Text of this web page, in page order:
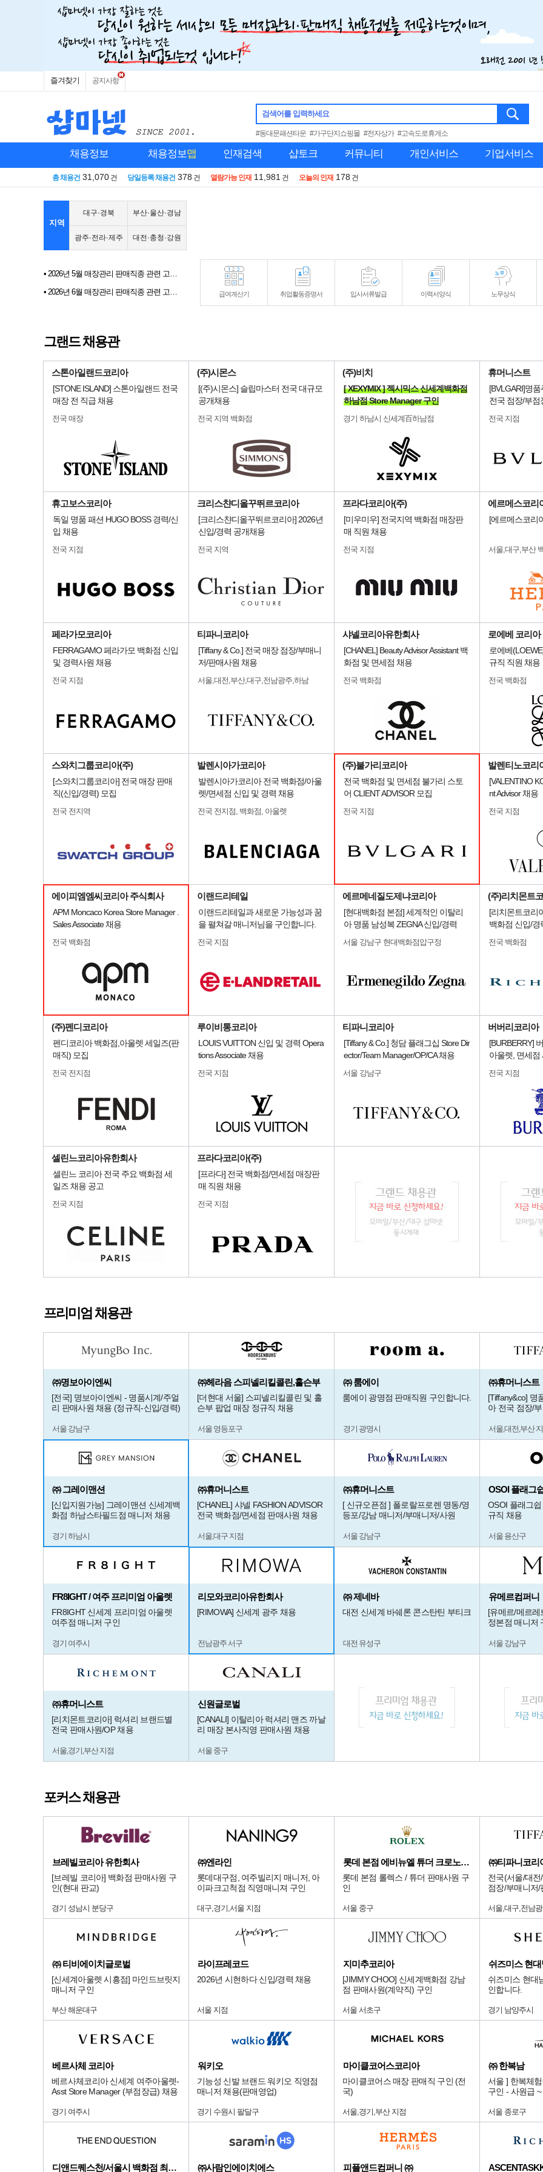
즐겨찾기 공지사항
검색어를 입력하세요
#동대문패션타운 #가구단지쇼핑몰 #전자상가 #고속도로휴게소
채용정보 채용정보맵 인재검색 샵토크 커뮤니티 개인서비스 기업서비스
총 채용건 31,070 건 당일등록 채용건 378 건 열람가능 인재 11,981 건 오늘의 인재 178 건
지역
대구·경북
광주·전라·제주
부산·울산·경남
대전·충청·강원
• 2026년 5월 매장관리 판매직종 관련 고용동향
• 2026년 6월 매장관리 판매직종 관련 고용동향
급여계산기 취업활동증명서 입사서류발급 이력서양식 노무상식
그랜드 채용관
스톤아일랜드코리아
[STONE ISLAND] 스톤아일랜드 전국
매장 전 직급 채용
전국 매장
(주)시몬스
[(주)시몬스] 슬립마스터 전국 대규모
공개채용
전국 지역 백화점
(주)비치
[ XEXYMIX ] 젝시믹스 신세계백화점
하남점 Store Manager 구인
경기 하남시 신세계百하남점
휴머니스트
[BVLGARI]명
전국 점장/부점
전국 지점
휴고보스코리아
독일 명품 패션 HUGO BOSS 경력/신
입 채용
전국 지점
크리스챤디올꾸뛰르코리아
[크리스챤디올꾸뛰르코리아] 2026년
신입/경력 공개채용
전국 지역
프라다코리아(주)
[미우미우] 전국지역 백화점 매장판
매 직원 채용
전국 지점
에르메스코리
[에르메스코리
서울,대구,부산
페라가모코리아
FERRAGAMO 페라가모 백화점 신입
및 경력사원 채용
전국 지점
티파니코리아
[Tiffany & Co.] 전국 매장 점장/부매니
저/판매사원 채용
서울,대전,부산,대구,전남광주,하남
샤넬코리아유한회사
[CHANEL] Beauty Advisor Assistant 백
화점 및 면세점 채용
전국 백화점
로에베 코리아
로에베
규직 직원 채용
전국 백화점
스와치그룹코리아(주)
[스와치그룹코리아] 전국 매장 판매
직(신입/경력) 모집
전국 전지역
발렌시아가코리아
발렌시아가코리아 전국 백화점/아울
렛/면세점 신입 및 경력 채용
전국 전지점, 백화점, 아울렛
(주)불가리코리아
전국 백화점 및 면세점 불가리 스토
어 CLIENT ADVISOR 모집
전국 지점
발렌티노코리
[VALENTINO
nt Advisor 채용
전국 지점
에이피엠엠씨코리아 주식회사
APM Moncaco Korea Store Manager .
Sales Associate 채용
전국 백화점
이랜드리테일
이랜드리테일과 새로운 가능성과 꿈
을 펼쳐갈 매니저님을 구인합니다.
전국 지점
에르메네질도제냐코리아
[현대백화점 본점] 세계적인 이탈리
아 명품 남성복 ZEGNA 신입/경력
서울 강남구 현대백화점압구정
(주)리치몬트
[리치몬트코리
백화점 신입/경
전국 백화점
(주)펜디코리아
펜디코리아 백화점,아울렛 세일즈(판
매직) 모집
전국 전지점
루이비통코리아
LOUIS VUITTON 신입 및 경력 Opera
tions Associate 채용
전국 지점
티파니코리아
[Tiffany & Co.] 청담 플래그십 Store Dir
ector/Team Manager/OP/CA 채용
서울 강남구
버버리코리아
[BURBERRY]
아울렛, 면세점
전국 지점
셀린느코리아유한회사
셀린느 코리아 전국 주요 백화점 세
일즈 채용 공고
전국 지점
프라다코리아(주)
[프라다] 전국 백화점/면세점 매장판
매 직원 채용
전국 지점
프리미엄 채용관
㈜명보아이엔씨
[전국] 명보아이엔씨 - 명품시계/주얼
리 판매사원 채용 (정규직-신입/경력)
서울 강남구
㈜헤라음 스피넬리킬콜린,홀슨부
[더현대 서울] 스피넬리킬콜린 및 홀
슨부 팝업 매장 정규직 채용
서울 영등포구
㈜ 룸에이
룸에이 광명점 판매직원 구인합니다.
경기 광명시
㈜휴머니스트
[Tiffany&co] 명
아 전국 점장/
서울,대전,부산
㈜ 그레이맨션
[신입지원가능] 그레이맨션 신세계백
화점 하남스타필드점 매니저 채용
경기 하남시
㈜휴머니스트
[CHANEL] 샤넬 FASHION ADVISOR
전국 백화점/면세점 판매사원 채용
서울,대구 지점
㈜휴머니스트
[ 신규오픈점 ] 폴로랄프로렌 명동/영
등포/강남 매니저/부매니저/사원
서울 강남구
OSOI 플래그
OSOI 플래그
규직 채용
서울 용산구
FR8IGHT / 여주 프리미엄 아울렛
FR8IGHT 신세계 프리미엄 아울렛
여주점 매니저 구인
경기 여주시
리모와코리아유한회사
[RIMOWA] 신세계 광주 채용
전남광주 서구
㈜ 제네바
대전 신세계 바쉐론 콘스탄틴 부티크
대전 유성구
유메르컴퍼니
[유메르/메르
정본점 매니저
서울 강남구
㈜휴머니스트
[리치몬트코리아] 럭셔리 브랜드별
전국 판매사원/OP 채용
서울,경기,부산 지점
신원글로벌
[CANALI] 이탈리아 럭셔리 맨즈 까날
리 매장 본사직영 판매사원 채용
서울 중구
포커스 채용관
브레빌코리아 유한회사
[브레빌 코리아] 백화점 판매사원 구
인(현대 판교)
경기 성남시 분당구
㈜엔라인
롯데대구점, 여주빌리지 매니저, 아
이파크고척점 직영매니져 구인
대구,경기,서울 지점
롯데 본점 에비뉴엘 튜더 크로노다임
롯데 본점 롤렉스 / 튜더 판매사원 구
인
서울 중구
㈜티파니코리
전국(서울/대
점장/부매니저
서울,대구,전남
㈜ 티비에이치글로벌
[신세계아울렛 시흥점] 마인드브릿지
매니저 구인
부산 해운대구
라이프레코드
2026년 시현하다 신입/경력 채용
서울 지점
지미추코리아
[JIMMY CHOO] 신세계백화점 강남
점 판매사원(계약직) 구인
서울 서초구
쉬즈미스 현
쉬즈미스 현대
인합니다.
경기 남양주시
베르사체 코리아
베르사체코리아 신세계 여주아울렛-
Asst Store Manager (부점장급) 채용
경기 여주시
워키오
기능성 신발 브랜드 워키오 직영점
매니저 채용(판매영업)
경기 수원시 팔달구
마이클코어스코리아
마이클코어스 매장 판매직 구인 (전
국)
서울,경기,부산 지점
㈜ 한복남
서울 ] 한복체
구인 - 사원급
서울 종로구
디앤드퀘스천/서울시 백화점 최상급 점 ㈜사람인에이치에스 피플앤드컴퍼니 ㈜